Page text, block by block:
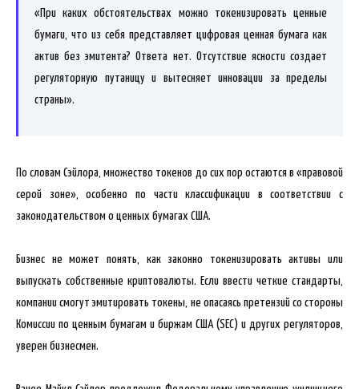
«При каких обстоятельствах можно токенизировать ценные
бумаги, что из себя представляет цифровая ценная бумага как
актив без эмитента? Ответа нет. Отсутствие ясности создает
регуляторную путаницу и вытесняет инновации за пределы
страны».
По словам Сэйлора, множество токенов до сих пор остаются в «правовой
серой зоне», особенно по части классификации в соответствии с
законодательством о ценных бумагах США.
Бизнес не может понять, как законно токенизировать активы или
выпускать собственные криптовалюты. Если ввести четкие стандарты,
компании смогут эмитировать токены, не опасаясь претензий со стороны
Комиссии по ценным бумагам и биржам США (SEC) и других регуляторов,
уверен бизнесмен.